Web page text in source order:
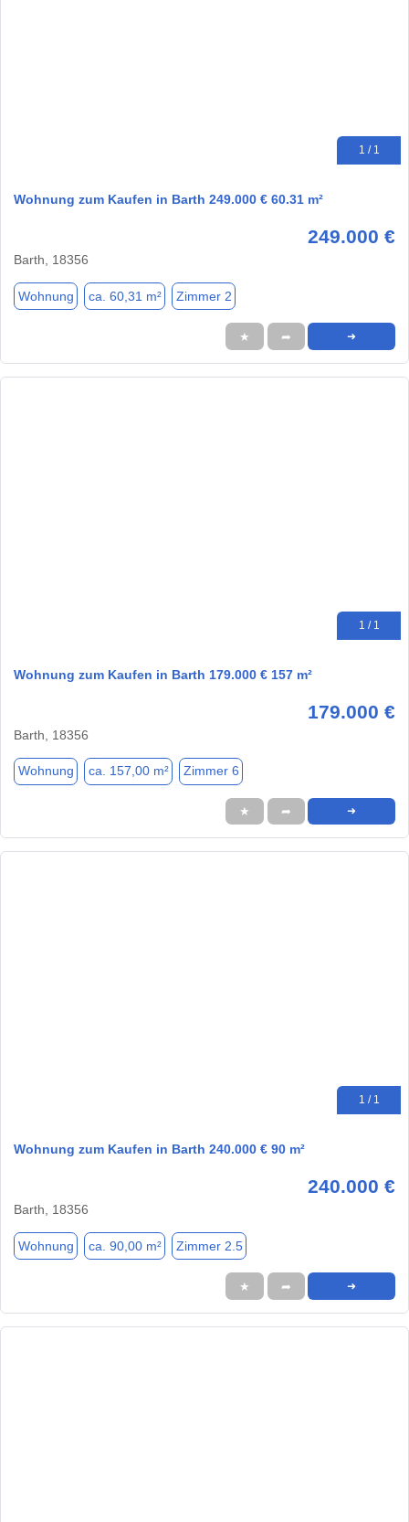
1 / 1
Wohnung zum Kaufen in Barth 249.000 € 60.31 m²
249.000 €
Barth, 18356
Wohnung ca. 60,31 m² Zimmer 2
★ ➦ ➜
1 / 1
Wohnung zum Kaufen in Barth 179.000 € 157 m²
179.000 €
Barth, 18356
Wohnung ca. 157,00 m² Zimmer 6
★ ➦ ➜
1 / 1
Wohnung zum Kaufen in Barth 240.000 € 90 m²
240.000 €
Barth, 18356
Wohnung ca. 90,00 m² Zimmer 2.5
★ ➦ ➜